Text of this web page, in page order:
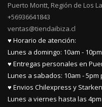
Puerto Montt, Región de Los
+56936641843
ventas@tiendaibiza.cl
♥ Horario de atención:
Lunes a domingo: 10am - 10pm
♥ Entregas personales en
Lunes a sabados: 10am -
♥ Envios Chilexpress y
Lunes a viernes hasta las 4pm